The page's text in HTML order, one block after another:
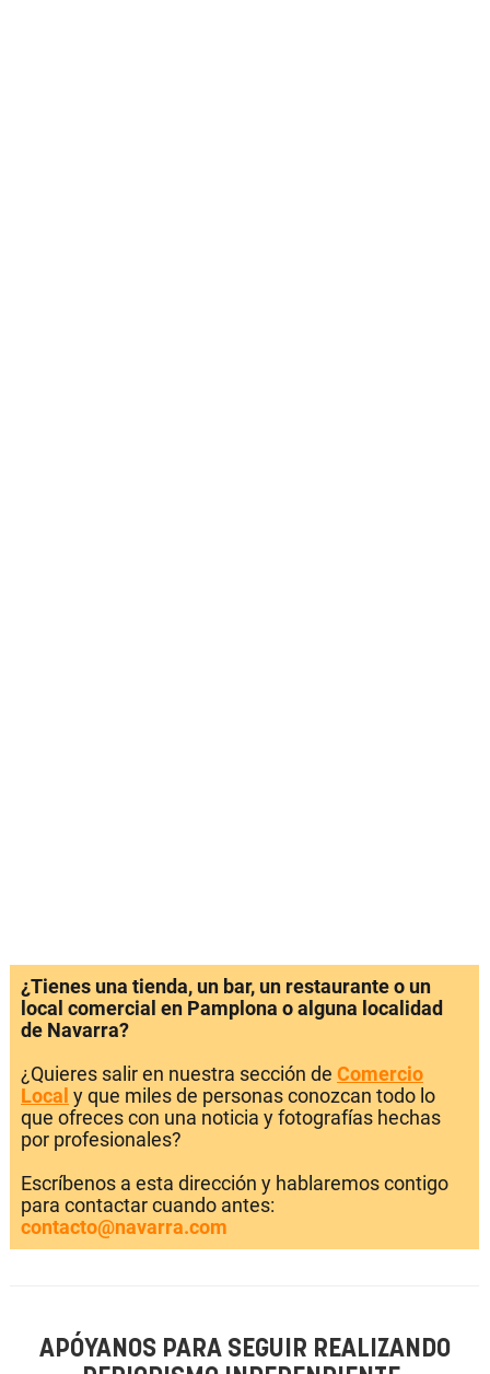
¿Tienes una tienda, un bar, un restaurante o un
local comercial en Pamplona o alguna localidad
de Navarra?
¿Quieres salir en nuestra sección de Comercio
Local y que miles de personas conozcan todo lo
que ofreces con una noticia y fotografías hechas
por profesionales?
Escríbenos a esta dirección y hablaremos contigo
para contactar cuando antes:
contacto@navarra.com
APÓYANOS PARA SEGUIR REALIZANDO